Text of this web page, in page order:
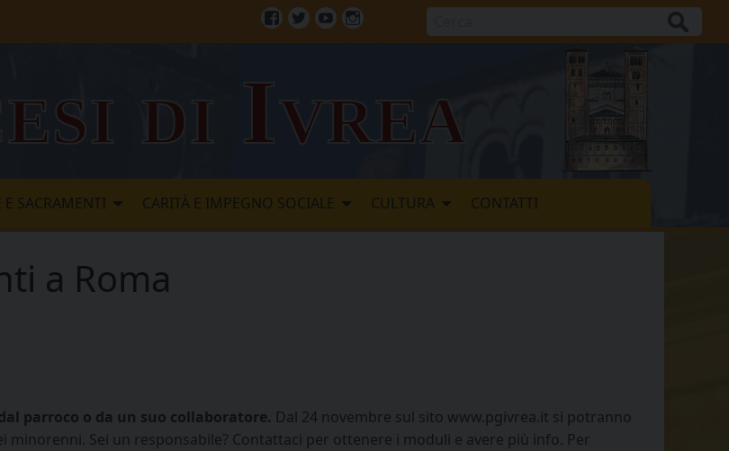
di Ivrea
SACRAMENTI CARITÀ E IMPEGNO SOCIALE CULTURA CONTATTI
a Roma
parroco o da un suo collaboratore. Dal 24 novembre sul sito www.pgivrea.it si potranno
Sei un responsabile? Contattaci per ottenere i moduli e avere più info. Per